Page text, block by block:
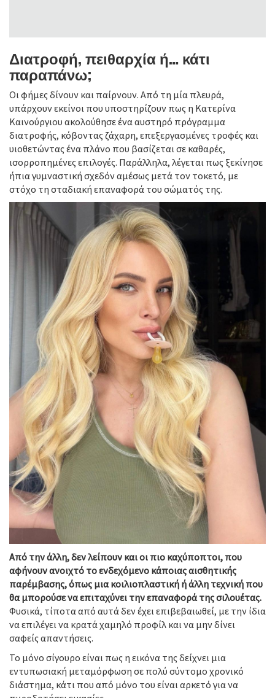
Διατροφή, πειθαρχία ή… κάτι
παραπάνω;
Οι φήμες δίνουν και παίρνουν. Από τη μία πλευρά,
υπάρχουν εκείνοι που υποστηρίζουν πως η Κατερίνα
Καινούργιου ακολούθησε ένα αυστηρό πρόγραμμα
διατροφής, κόβοντας ζάχαρη, επεξεργασμένες τροφές και
υιοθετώντας ένα πλάνο που βασίζεται σε καθαρές,
ισορροπημένες επιλογές. Παράλληλα, λέγεται πως ξεκίνησε
ήπια γυμναστική σχεδόν αμέσως μετά τον τοκετό, με
στόχο τη σταδιακή επαναφορά του σώματός της.
Από την άλλη, δεν λείπουν και οι πιο καχύποπτοι, που
αφήνουν ανοιχτό το ενδεχόμενο κάποιας αισθητικής
παρέμβασης, όπως μια κοιλιοπλαστική ή άλλη τεχνική που
θα μπορούσε να επιταχύνει την επαναφορά της σιλουέτας.
Φυσικά, τίποτα από αυτά δεν έχει επιβεβαιωθεί, με την ίδια
να επιλέγει να κρατά χαμηλό προφίλ και να μην δίνει
σαφείς απαντήσεις.
Το μόνο σίγουρο είναι πως η εικόνα της δείχνει μια
εντυπωσιακή μεταμόρφωση σε πολύ σύντομο χρονικό
διάστημα, κάτι που από μόνο του είναι αρκετό για να